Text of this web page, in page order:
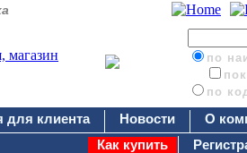
по
по
клиента Новости О
Как купить